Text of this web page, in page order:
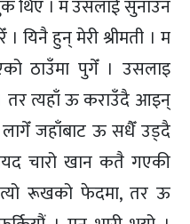
थिएँ । म उसलाई सुनाउन
यिनै हुन् मेरी श्रीमती । म
ठाउँमा पुगेँ । उसलाइ
तर त्यहाँ ऊ कराउँदै आइन्
जहाँबाट ऊ सधैँ उड्दै
चारो खान कतै गएकी
त्यो रूखको फेदमा, तर ऊ